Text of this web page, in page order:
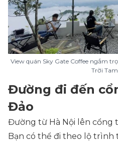
View quán Sky Gate Coffee ngắm
Trời
Đường đi đến
Đảo
Đường từ Hà Nội lên cổng
Bạn có thể đi theo lộ trình